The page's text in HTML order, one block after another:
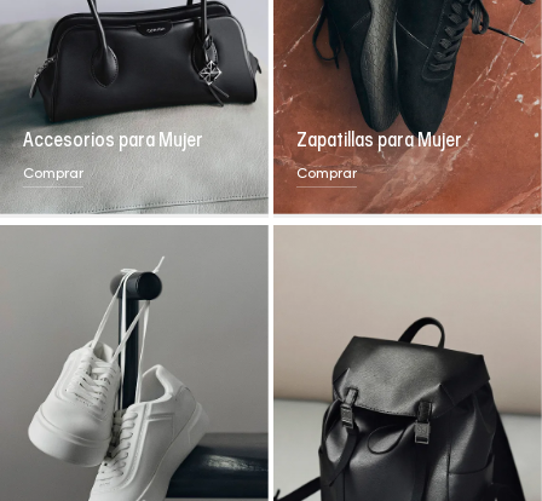
Accesorios para Mujer
Comprar
Zapatillas para Mujer
Comprar